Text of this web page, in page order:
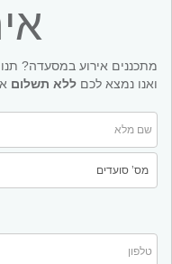
מתכננים אירוע במסעדה?
ואנו נמצא לכם ללא תשלום